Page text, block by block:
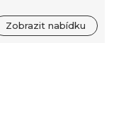
Zobrazit nabídku